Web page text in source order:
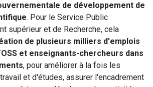
de développement de
. Pour le Service Public
supérieur et de Recherche, cela
de plusieurs milliers d'emplois
et enseignants-chercheurs dans
, pour améliorer à la fois les
et d'études, assurer l'encadrement